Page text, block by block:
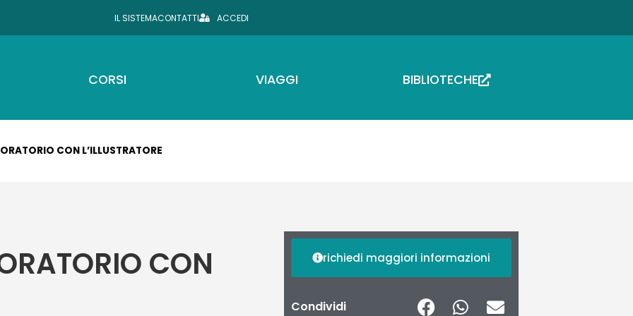
IL SISTEMACONTATTI ACCEDI
CORSI VIAGGI BIBLIOTECHE
CON L’ILLUSTRATORE
CON richiedi maggiori informazioni
Condividi